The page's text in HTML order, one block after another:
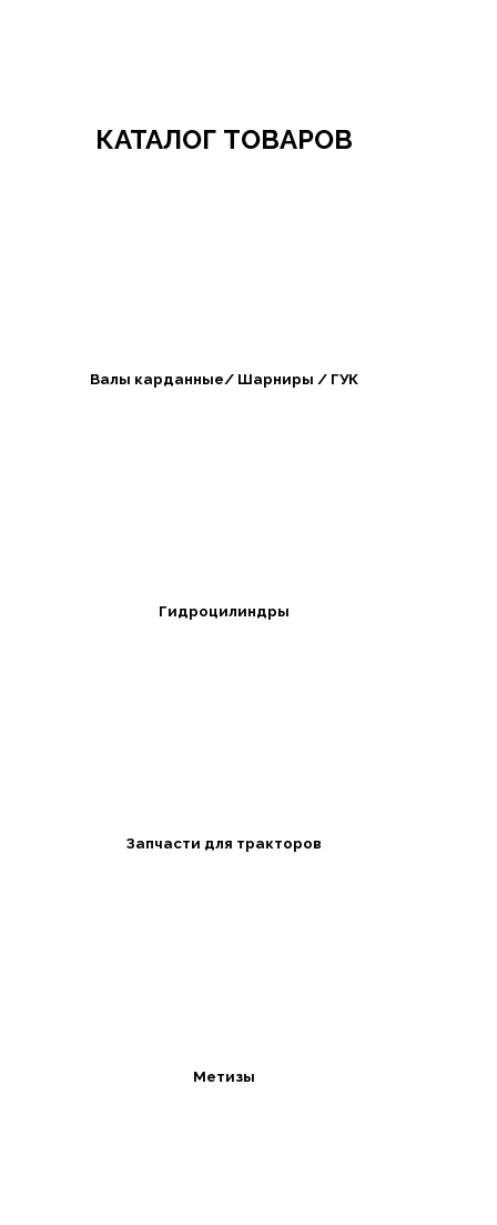
КАТАЛОГ ТОВАРОВ
Валы карданные/ Шарниры / ГУК
Гидроцилиндры
Запчасти для тракторов
Метизы